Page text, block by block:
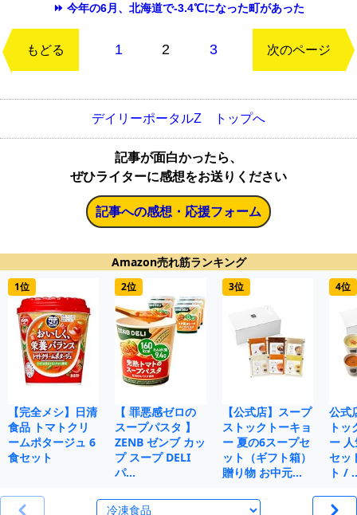
⏩ 今年の6月、北海道で-3.4℃になった町があった
もどる 1 2 3 次のページ
デイリーポータルZ トップへ
記事が面白かったら、
ぜひライターに感想をお送りください
記事への感想・応援フォーム
Amazon売れ筋ランキング
1位
【完全メシ】日清
食品 トマトクリ
ームポタージュ 6
食セット
2位
【 罪悪感ゼロの
スープパスタ 】
ZENB ゼンブ カッ
プ スープ DELI
パ…
3位
【公式店】スープ
ストックトーキョ
ー 夏の6スープセ
ット（ギフト箱）
贈り物 お中元…
4位
公式
ト
ー
セッ
ト /